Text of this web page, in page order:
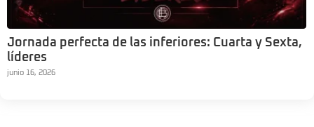
Jornada perfecta de las inferiores: Cuarta y Sexta,
líderes
junio 16, 2026